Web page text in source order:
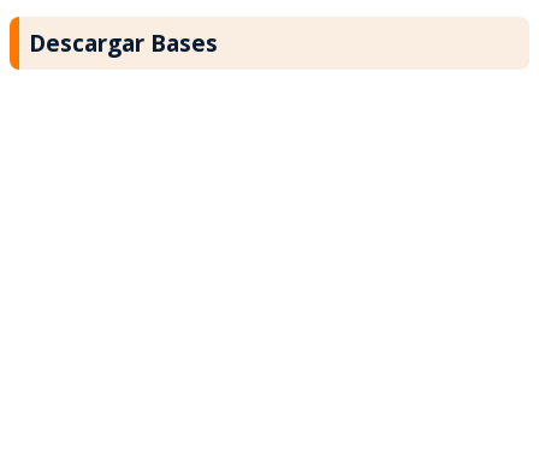
Descargar Bases